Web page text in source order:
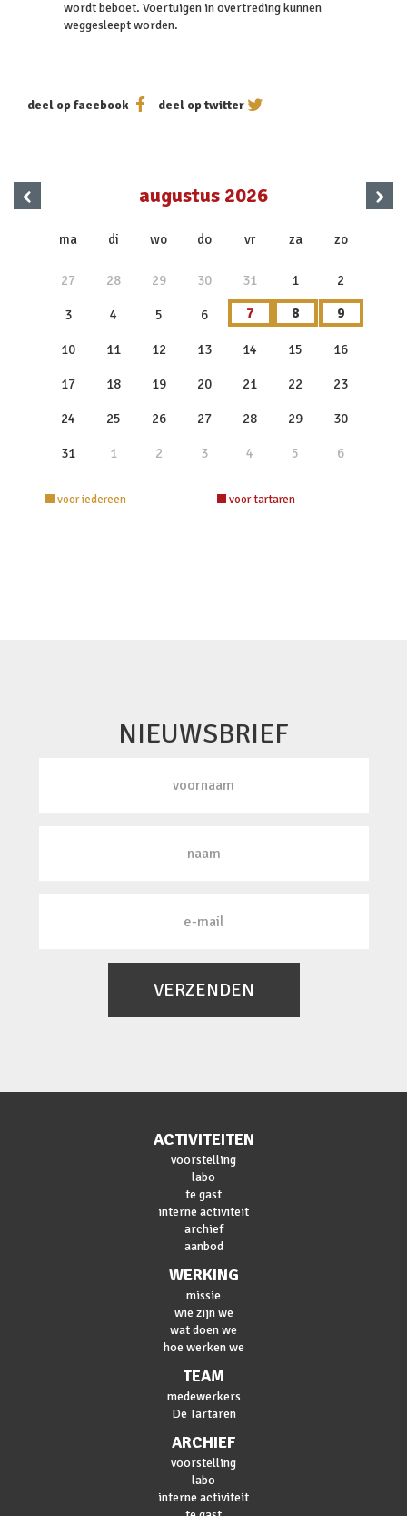
wordt beboet. Voertuigen in overtreding kunnen
weggesleept worden.
deel op facebook deel op twitter
‹ augustus 2026
ma di wo do vr za zo
27 28 29 30 31 1 2
3 4 5 6 7 8 9
10 11 12 13 14 15 16
17 18 19 20 21 22 23
24 25 26 27 28 29 30
31 1 2 3 4 5 6
›
voor iedereen voor tartaren
NIEUWSBRIEF
VERZENDEN
ACTIVITEITEN
voorstelling
labo
te gast
interne activiteit
archief
aanbod
WERKING
missie
wie zijn we
wat doen we
hoe werken we
TEAM
medewerkers
De Tartaren
ARCHIEF
voorstelling
labo
interne activiteit